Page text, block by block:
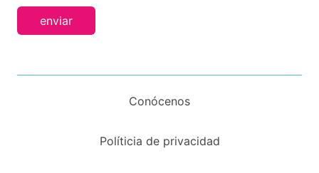
enviar
Conócenos
Políticia de privacidad